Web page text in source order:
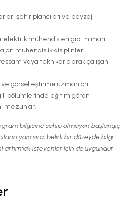
şehir plancıları ve peyzaj
elektrik mühendisleri gibi mimari
mühendislik disiplinleri.
veya tekniker olarak çalışan
ve görselleştirme uzmanları.
bölümlerinde eğitim gören
mezunlar.
bilgisine sahip olmayan başlangıç
yanı sıra, belirli bir düzeyde bilgi
artırmak isteyenler için de uygundur.